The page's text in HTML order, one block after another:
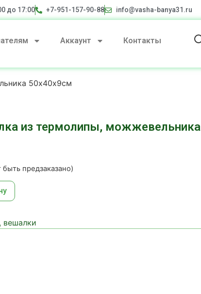
до 17:00 +7-951-157-90-88 info@vasha-banya31.ru
Аккаунт Контакты
50х40х9см
из термолипы, можжевельника
предзаказано)
вешалки